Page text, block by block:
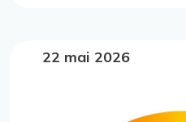
22 mai 2026